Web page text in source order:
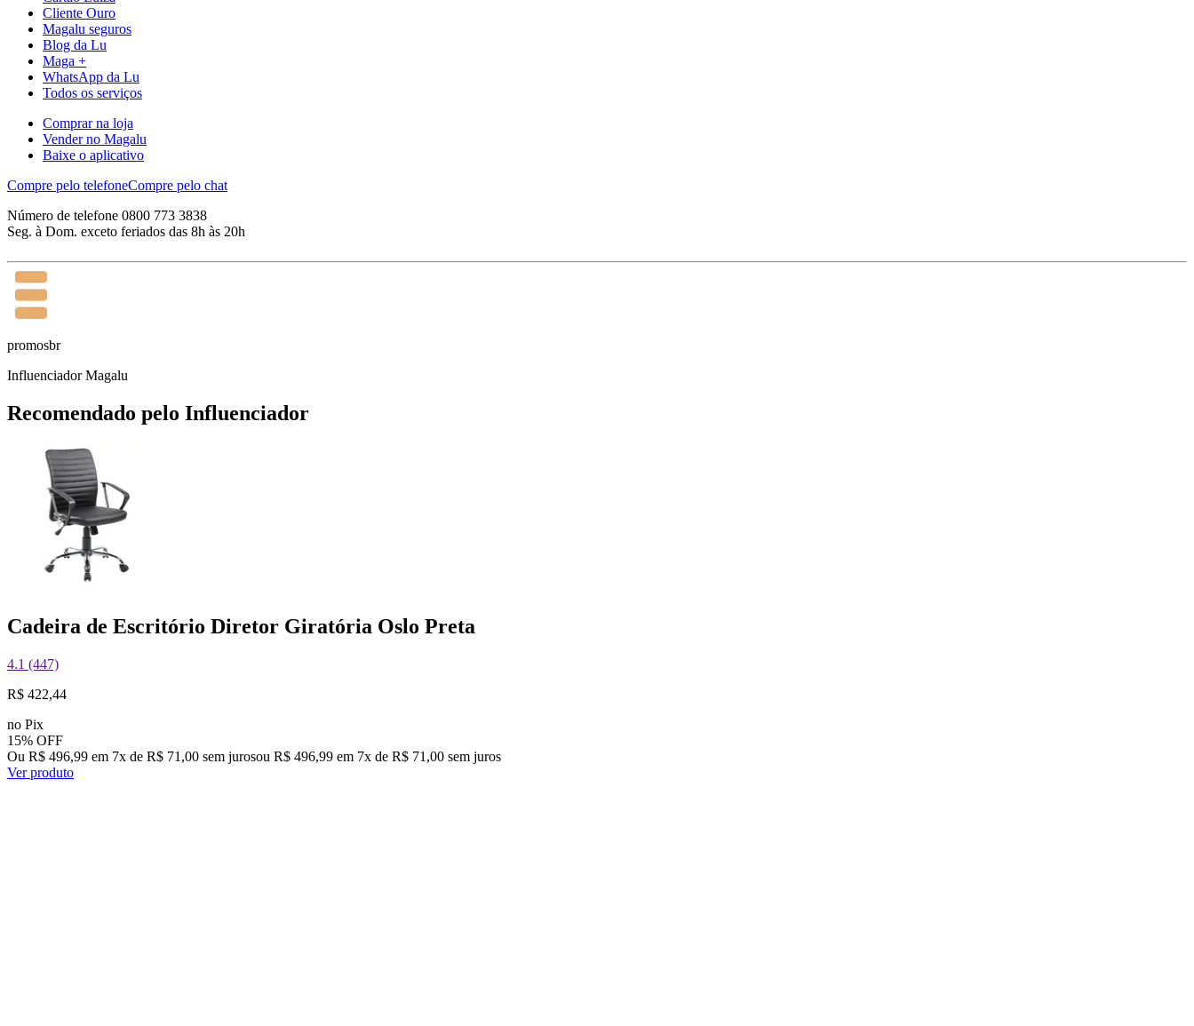
Cliente Ouro
Magalu seguros
Blog da Lu
Maga +
WhatsApp da Lu
Todos os serviços
Comprar na loja
Vender no Magalu
Baixe o aplicativo
Compre pelo telefoneCompre pelo chat
Número de telefone 0800 773 3838
Seg. à Dom. exceto feriados das 8h às 20h
promosbr
Influenciador Magalu
Recomendado pelo Influenciador
Cadeira de Escritório Diretor Giratória Oslo Preta
4.1 (447)
R$ 422,44
no Pix
15% OFF
Ou R$ 496,99 em 7x de R$ 71,00 sem jurosou R$ 496,99 em 7x de R$ 71,00 sem juros
Ver produto